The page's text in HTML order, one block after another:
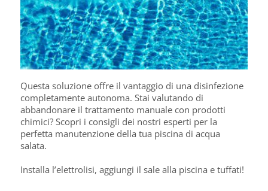
Questa soluzione offre il vantaggio di una disinfezione
completamente autonoma. Stai valutando di
abbandonare il trattamento manuale con prodotti
chimici? Scopri i consigli dei nostri esperti per la
perfetta manutenzione della tua piscina di acqua
salata.
Installa l’elettrolisi, aggiungi il sale alla piscina e tuffati!